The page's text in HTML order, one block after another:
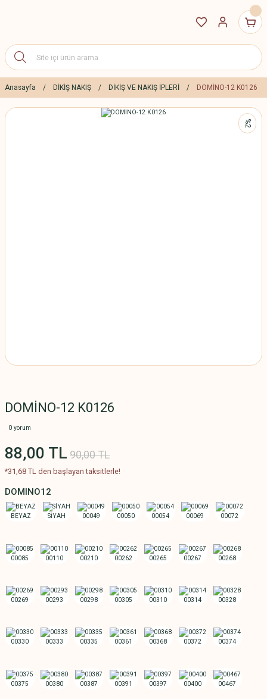
Anasayfa DİKİŞ NAKIŞ DİKİŞ VE NAKIŞ İPLERİ DOMİNO-12 K0126
%2
DOMİNO-12 K0126
0 yorum
88,00 TL 90,00 TL
*31,68 TL den başlayan taksitlerle!
DOMINO12